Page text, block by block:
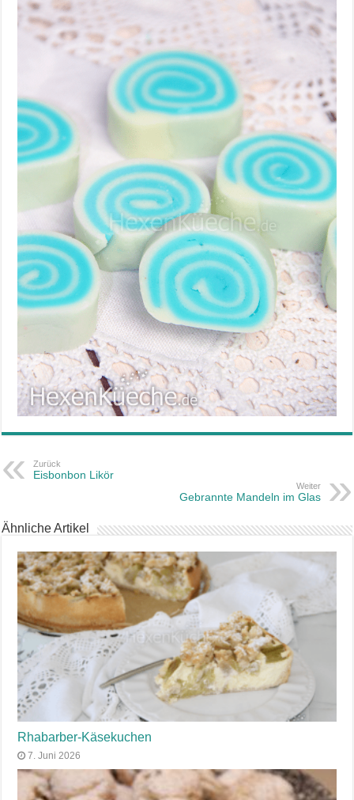
Zurück
Eisbonbon Likör
Weiter
Gebrannte Mandeln im Glas
Ähnliche Artikel
Rhabarber-Käsekuchen
7. Juni 2026